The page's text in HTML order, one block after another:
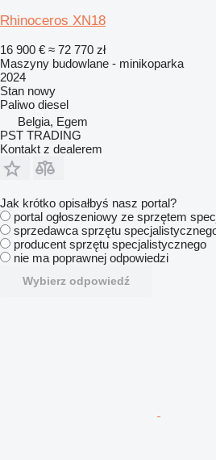
Rhinoceros XN18
16 900 € ≈ 72 770 zł
Maszyny budowlane - minikoparka
2024
Stan nowy
Paliwo diesel
Belgia, Egem
PST TRADING
Kontakt z dealerem
Jak krótko opisałbyś nasz portal?
portal ogłoszeniowy ze sprzętem
sprzedawca sprzętu
producent sprzętu specjalistycznego
nie ma poprawnej odpowiedzi
Wybierz odpowiedź